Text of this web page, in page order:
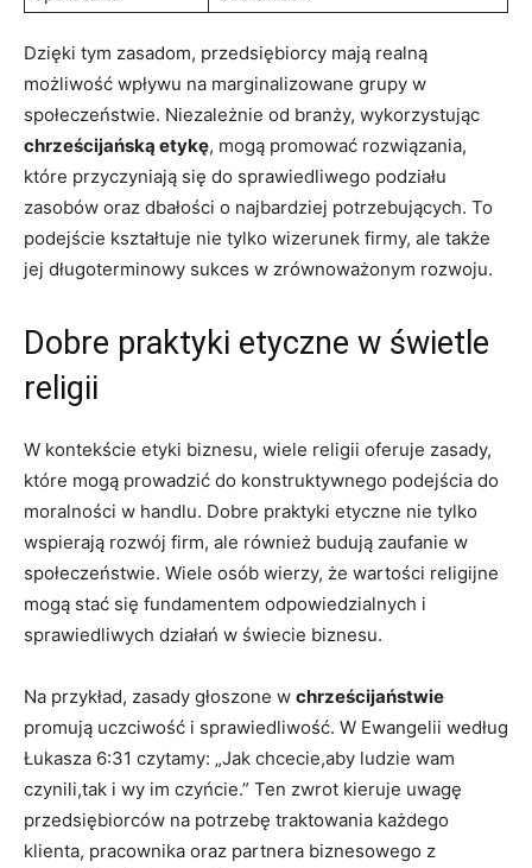
Dzięki tym zasadom, przedsiębiorcy mają realną
możliwość wpływu na marginalizowane grupy w
społeczeństwie. Niezależnie od branży, wykorzystując
chrześcijańską etykę, mogą promować rozwiązania,
które przyczyniają się do sprawiedliwego podziału
zasobów oraz dbałości o najbardziej potrzebujących. To
podejście kształtuje nie tylko wizerunek firmy, ale także
jej długoterminowy sukces w zrównoważonym rozwoju.
Dobre praktyki etyczne w świetle
religii
W kontekście etyki biznesu, wiele religii oferuje zasady,
które mogą prowadzić do konstruktywnego podejścia do
moralności w handlu. Dobre praktyki etyczne nie tylko
wspierają rozwój firm, ale również budują zaufanie w
społeczeństwie. Wiele osób wierzy, że wartości religijne
mogą stać się fundamentem odpowiedzialnych i
sprawiedliwych działań w świecie biznesu.
Na przykład, zasady głoszone w chrześcijaństwie
promują uczciwość i sprawiedliwość. W Ewangelii według
Łukasza 6:31 czytamy: „Jak chcecie,aby ludzie wam
czynili,tak i wy im czyńcie.” Ten zwrot kieruje uwagę
przedsiębiorców na potrzebę traktowania każdego
klienta, pracownika oraz partnera biznesowego z